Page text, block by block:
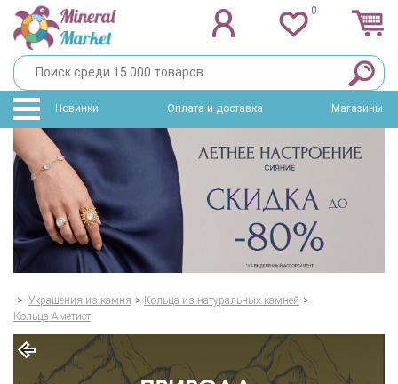
0
Новинки Оплата и доставка Магазины
> Украшения из камня > Кольца из натуральных камней >
Кольца Аметист